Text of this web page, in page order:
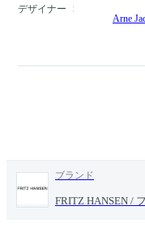
デザイナー
Arne
ブランド
FRITZ HANSEN /